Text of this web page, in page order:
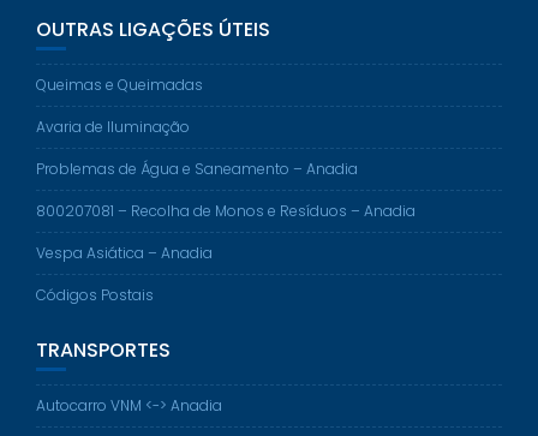
OUTRAS LIGAÇÕES ÚTEIS
Queimas e Queimadas
Avaria de Iluminação
Problemas de Água e Saneamento – Anadia
800207081 – Recolha de Monos e Resíduos – Anadia
Vespa Asiática – Anadia
Códigos Postais
TRANSPORTES
Autocarro VNM <-> Anadia